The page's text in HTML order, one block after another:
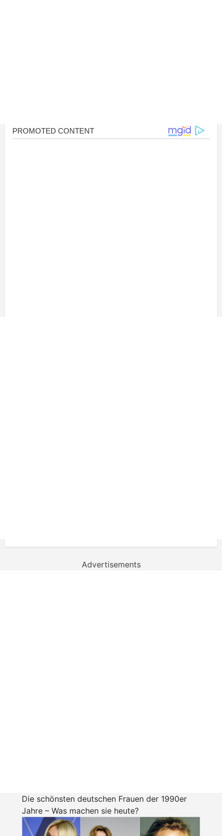
Advertisements
Die schönsten deutschen Frauen der 1990er
Jahre – Was machen sie heute?